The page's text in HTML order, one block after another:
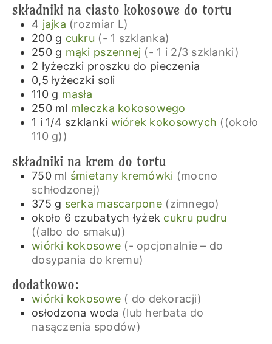
składniki na ciasto kokosowe do tortu
4 jajka (rozmiar L)
200 g cukru (- 1 szklanka)
250 g mąki pszennej (- 1 i 2/3 szklanki)
2 łyżeczki proszku do pieczenia
0,5 łyżeczki soli
110 g masła
250 ml mleczka kokosowego
1 i 1/4 szklanki wiórek kokosowych ((około
110 g))
składniki na krem do tortu
750 ml śmietany kremówki (mocno
schłodzonej)
375 g serka mascarpone (zimnego)
około 6 czubatych łyżek cukru pudru
((albo do smaku))
wiórki kokosowe (- opcjonalnie – do
dosypania do kremu)
dodatkowo:
wiórki kokosowe ( do dekoracji)
osłodzona woda (lub herbata do
nasączenia spodów)